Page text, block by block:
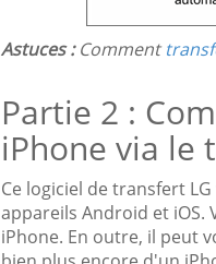
Astuces : Comment
Partie 2 :
iPhone via le
Ce logiciel de transfert
appareils Android et iOS.
iPhone. En outre, il peut